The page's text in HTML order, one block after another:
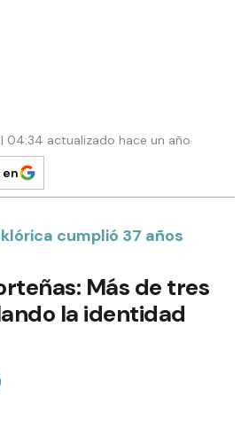
04:34 actualizado hace un año
cumplió 37 años
Más de tres
la identidad